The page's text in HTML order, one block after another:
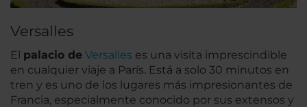
Versalles
El palacio de Versalles es una visita imprescindible
en cualquier viaje a París. Está a solo 30 minutos en
tren y es uno de los lugares más impresionantes de
Francia, especialmente conocido por sus extensos y